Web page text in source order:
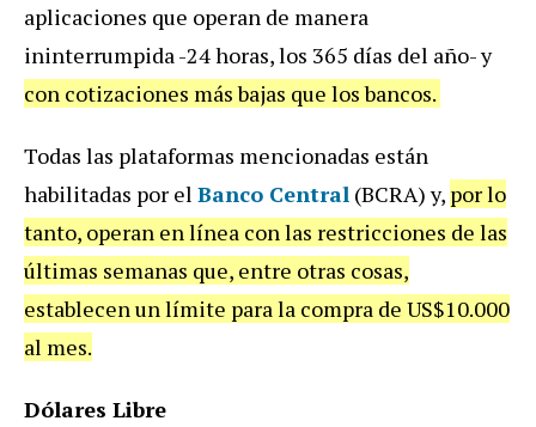
aplicaciones que operan de manera
ininterrumpida -24 horas, los 365 días del año- y
con cotizaciones más bajas que los bancos.
Todas las plataformas mencionadas están
habilitadas por el Banco Central (BCRA) y, por lo
tanto, operan en línea con las restricciones de las
últimas semanas que, entre otras cosas,
establecen un límite para la compra de US$10.000
al mes.
Dólares Libre